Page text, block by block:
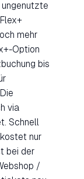
mehr
Option
bis
via
Schnell
nur
bei der
/